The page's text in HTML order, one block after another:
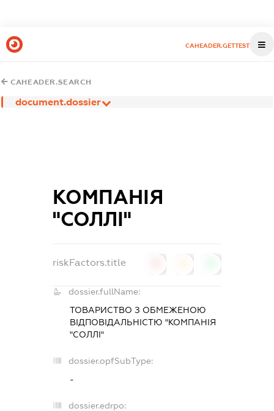
CAHEADER.GETTEST
CAHEADER.SEARCH
document.dossier
КОМПАНІЯ
"СОЛЛІ"
riskFactors.title
dossier.fullName:
ТОВАРИСТВО З ОБМЕЖЕНОЮ
ВІДПОВІДАЛЬНІСТЮ "КОМПАНІЯ
"СОЛЛІ"
dossier.opfSubType:
-
dossier.edrpo: